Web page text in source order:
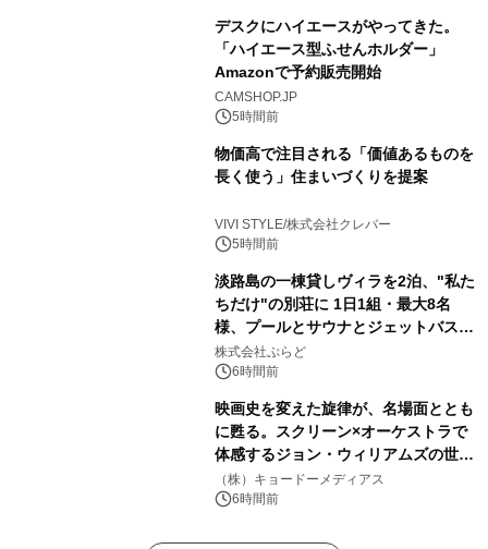
デスクにハイエースがやってきた。
「ハイエース型ふせんホルダー」
Amazonで予約販売開始
CAMSHOP.JP
5時間前
物価高で注目される「価値あるものを
長く使う」住まいづくりを提案
VIVI STYLE/株式会社クレバー
5時間前
淡路島の一棟貸しヴィラを2泊、"私た
ちだけ"の別荘に 1日1組・最大8名
様、プールとサウナとジェットバス付
きで Villa Mon Temps AWAJIの連泊
素泊りプラン
株式会社ぷらど
6時間前
映画史を変えた旋律が、名場面ととも
に甦る。スクリーン×オーケストラで
体感するジョン・ウィリアムズの世
界。ジョン・ウィリアムズ：シネマ・
スペクタキュラー・コンサート 開催決
（株）キョードーメディアス
6時間前